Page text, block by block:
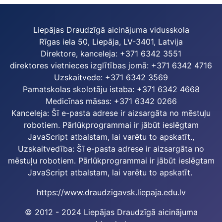
Liepājas Draudzīgā aicinājuma vidusskola
Rīgas iela 50, Liepāja, LV-3401, Latvija
Direktore, kanceleja: +371 6342 3551
direktores vietnieces izglītības jomā: +371 6342 4716
Uzskaitvede: +371 6342 3569
Pamatskolas skolotāju istaba: +371 6342 4668
Medicīnas māsas: +371 6342 0266
Kanceleja: Šī e-pasta adrese ir aizsargāta no mēstuļu
robotiem. Pārlūkprogrammai ir jābūt ieslēgtam
JavaScript atbalstam, lai varētu to apskatīt.,
Uzskaitvedība: Šī e-pasta adrese ir aizsargāta no
mēstuļu robotiem. Pārlūkprogrammai ir jābūt ieslēgtam
JavaScript atbalstam, lai varētu to apskatīt.
https://www.draudzigavsk.liepaja.edu.lv
© 2012 - 2024 Liepājas Draudzīgā aicinājuma